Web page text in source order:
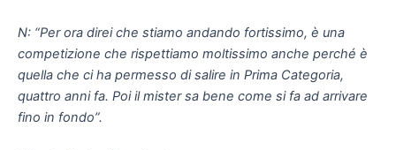
N: “Per ora direi che stiamo andando fortissimo, è una
competizione che rispettiamo moltissimo anche perché è
quella che ci ha permesso di salire in Prima Categoria,
quattro anni fa. Poi il mister sa bene come si fa ad arrivare
fino in fondo”.